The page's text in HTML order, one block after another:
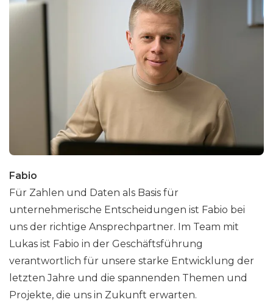
Fabio
Für Zahlen und Daten als Basis für
unternehmerische Entscheidungen ist Fabio bei
uns der richtige Ansprechpartner. Im Team mit
Lukas ist Fabio in der Geschäftsführung
verantwortlich für unsere starke Entwicklung der
letzten Jahre und die spannenden Themen und
Projekte, die uns in Zukunft erwarten.